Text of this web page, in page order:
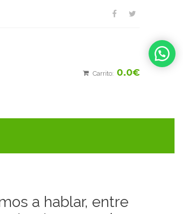
Carrito: 0.0€
a hablar, entre